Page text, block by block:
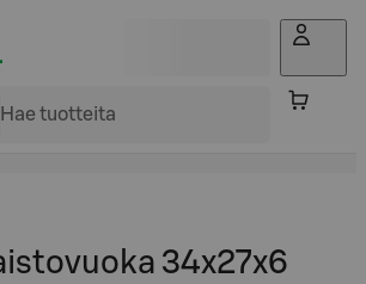
34x27x6